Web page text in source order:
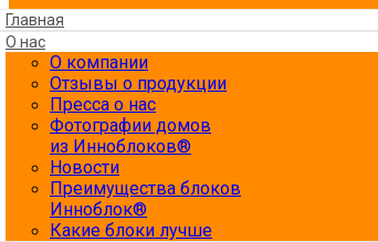
Главная
О нас
О компании
Отзывы о продукции
Пресса о нас
Фотографии домов
из Инноблоков®
Новости
Преимущества блоков
Инноблок®
Какие блоки лучше